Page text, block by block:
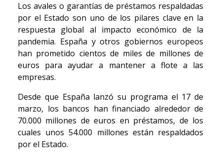
Los avales o garantías de préstamos respaldadas
por el Estado son uno de los pilares clave en la
respuesta global al impacto económico de la
pandemia. España y otros gobiernos europeos
han prometido cientos de miles de millones de
euros para ayudar a mantener a flote a las
empresas.
Desde que España lanzó su programa el 17 de
marzo, los bancos han financiado alrededor de
70.000 millones de euros en préstamos, de los
cuales unos 54.000 millones están respaldados
por el Estado.